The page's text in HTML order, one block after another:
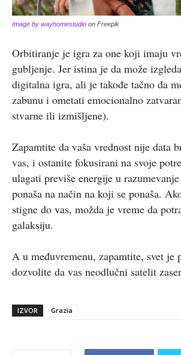
Image by wayhomestudio on Freepik
Orbitiranje je igra za one koji imaju
gubljenje. Jer istina je da može
digitalna igra, ali je takođe tačno da
zabunu i ometati emocionalno
stvarne ili izmišljene).
Zapamtite da vaša vrednost nije data
vas, i ostanite fokusirani na svoje
ulagati previše energije u
ponaša na način na koji se ponaša.
stigne do vas, možda je vreme da
galaksiju.
A u međuvremenu, zapamtite, svet je
dozvolite da vas neodlučni satelit
IZVOR Grazia